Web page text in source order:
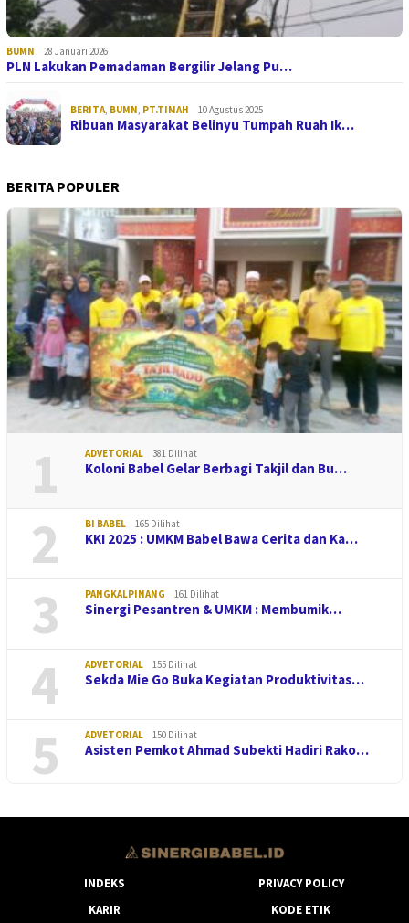
BUMN 28 Januari 2026
PLN Lakukan Pemadaman Bergilir Jelang Pu…
BERITA, BUMN, PT.TIMAH 10 Agustus 2025
Ribuan Masyarakat Belinyu Tumpah Ruah Ik…
BERITA POPULER
1 ADVETORIAL 381 Dilihat
Koloni Babel Gelar Berbagi Takjil dan Bu…
2 BI BABEL 165 Dilihat
KKI 2025 : UMKM Babel Bawa Cerita dan Ka…
3 PANGKALPINANG 161 Dilihat
Sinergi Pesantren & UMKM : Membumik…
4 ADVETORIAL 155 Dilihat
Sekda Mie Go Buka Kegiatan Produktivitas…
5 ADVETORIAL 150 Dilihat
Asisten Pemkot Ahmad Subekti Hadiri Rako…
INDEKS
PRIVACY POLICY
KARIR
KODE ETIK